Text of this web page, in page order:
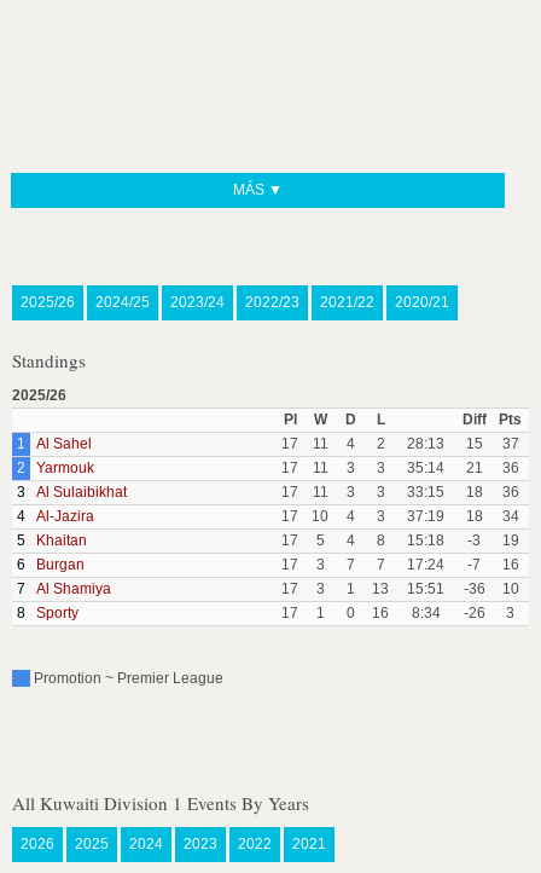
MÁS ▼
2025/26 2024/25 2023/24 2022/23 2021/22 2020/21
Standings
2025/26
Pl
W D L Diff
Pts
1
Al Sahel 17 11 4 2 28:13 15
37
2
Yarmouk 17 11 3 3 35:14 21
36
3
Al Sulaibikhat 17 11 3 3 33:15 18
36
4
Al-Jazira 17 10 4 3 37:19 18
34
5
Khaitan 17 5 4 8 15:18 -3
19
6
Burgan 17 3 7 7 17:24 -7
16
7
Al Shamiya 17 3 1 13 15:51 -36
10
8
Sporty 17 1 0 16 8:34 -26 3
Promotion ~ Premier League
All Kuwaiti Division 1 Events By Years
2026 2025 2024 2023 2022 2021